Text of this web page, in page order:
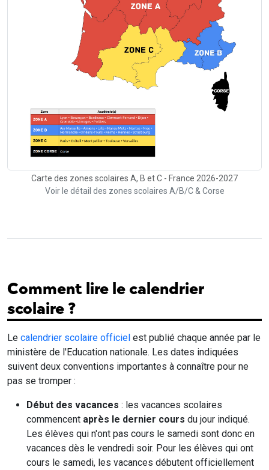
Carte des zones scolaires A, B et C - France 2026-2027
Voir le détail des zones scolaires A/B/C & Corse
Comment lire le calendrier
scolaire ?
Le calendrier scolaire officiel est publié chaque année par le
ministère de l'Education nationale. Les dates indiquées
suivent deux conventions importantes à connaître pour ne
pas se tromper :
Début des vacances : les vacances scolaires
commencent après le dernier cours du jour indiqué.
Les élèves qui n'ont pas cours le samedi sont donc en
vacances dès le vendredi soir. Pour les élèves qui ont
cours le samedi, les vacances débutent officiellement